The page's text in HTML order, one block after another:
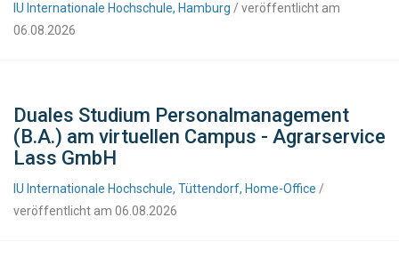
IU Internationale Hochschule, Hamburg / veröffentlicht am
06.08.2026
Duales Studium Personalmanagement
(B.A.) am virtuellen Campus - Agrarservice
Lass GmbH
IU Internationale Hochschule, Tüttendorf, Home-Office /
veröffentlicht am 06.08.2026